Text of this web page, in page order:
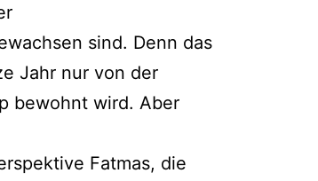
sind. Denn das
Jahr nur von der
bewohnt wird. Aber
Fatmas, die